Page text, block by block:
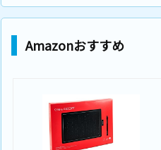
Amazonおすすめ